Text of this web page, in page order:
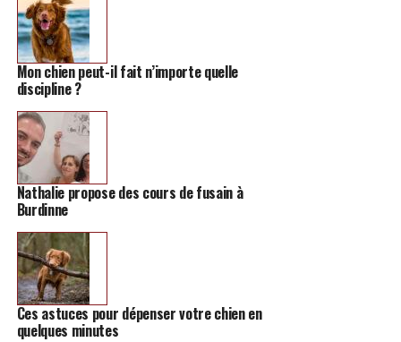
Mon chien peut-il fait n’importe quelle
discipline ?
Nathalie propose des cours de fusain à
Burdinne
Ces astuces pour dépenser votre chien en
quelques minutes